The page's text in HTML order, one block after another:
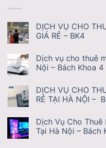
DỊCH VỤ CHO
GIÁ RẺ – BK4
Dịch vụ cho thuê
Nội – Bách Khoa 4
DỊCH VỤ CHO
RẺ TẠI HÀ NỘI –
Dịch Vụ Cho
Tại Hà Nội – Bách